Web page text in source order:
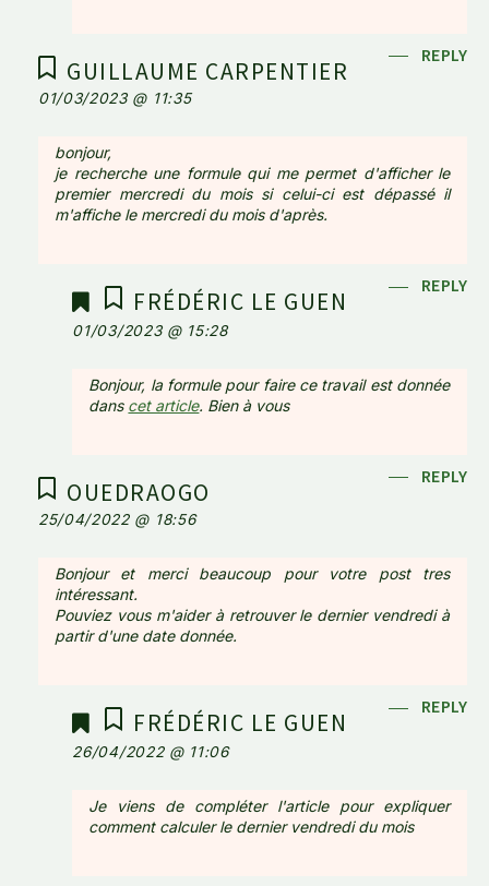
GUILLAUME CARPENTIER
01/03/2023 @ 11:35
bonjour,
je recherche une formule qui me permet d'afficher le
premier mercredi du mois si celui-ci est dépassé il
m'affiche le mercredi du mois d'après.
REPLY
FRÉDÉRIC LE GUEN
01/03/2023 @ 15:28
Bonjour, la formule pour faire ce travail est donnée
dans cet article. Bien à vous
REPLY
OUEDRAOGO
25/04/2022 @ 18:56
Bonjour et merci beaucoup pour votre post tres
intéressant.
Pouviez vous m'aider à retrouver le dernier vendredi à
partir d'une date donnée.
REPLY
FRÉDÉRIC LE GUEN
26/04/2022 @ 11:06
Je viens de compléter l'article pour expliquer
comment calculer le dernier vendredi du mois
REPLY